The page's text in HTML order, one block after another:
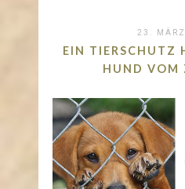
23.
EIN TIERSCHUTZ
HUND VOM